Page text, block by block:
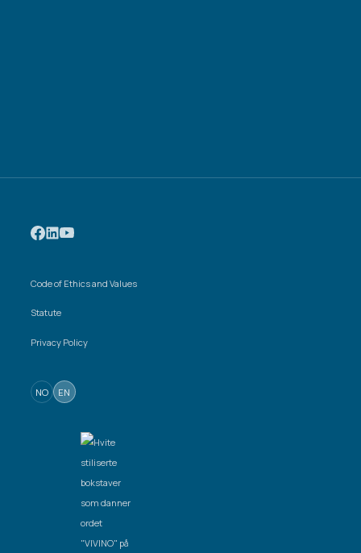
Code of Ethics and Values
Statute
Privacy Policy
NO EN